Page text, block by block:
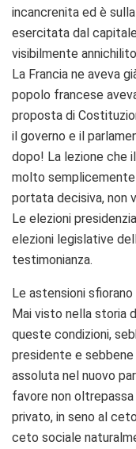
incancrenita ed è
esercitata dal
visibilmente
La Francia ne aveva
popolo francese
proposta di
il governo e il
dopo! La lezione che
molto
portata decisiva, non
Le elezioni
elezioni legislative
testimonianza.
Le astensioni
Mai visto nella storia
queste condizioni,
presidente e sebbene
assoluta nel nuovo
favore non
privato, in seno al
ceto sociale